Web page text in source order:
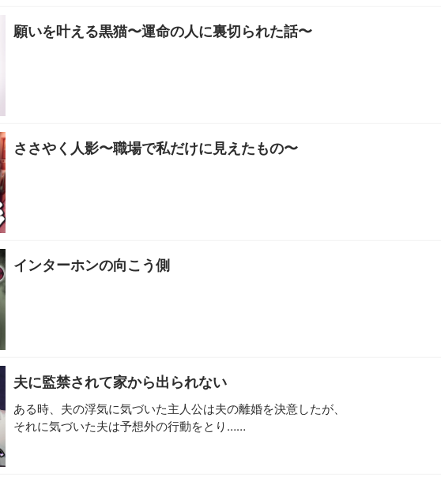
願いを叶える黒猫〜運命の人に裏切られた話〜
ささやく人影〜職場で私だけに見えたもの〜
インターホンの向こう側
夫に監禁されて家から出られない
ある時、夫の浮気に気づいた主人公は夫の離婚を決意したが、